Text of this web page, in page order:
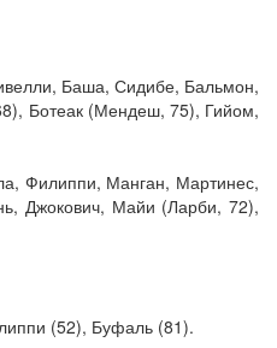
Баша, Сидибе, Бальмон,
Ботеак (Мендеш, 75), Гийом,
Филиппи, Манган, Мартинес,
Джокович, Майи (Ларби, 72),
(52), Буфаль (81).